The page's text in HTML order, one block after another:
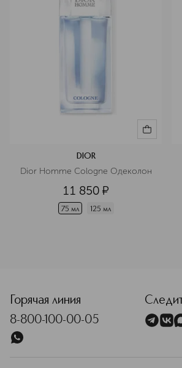
DIOR
Dior Homme Cologne Одеколон
11 850 ¤
75 мл 125 мл
Горячая линия
8-800-100-00-05